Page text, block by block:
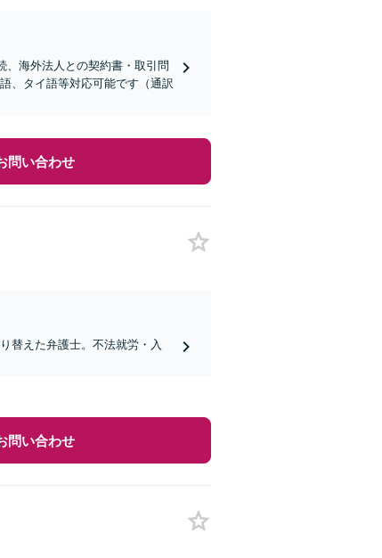
、海外法人との契約書・取引問
、タイ語等対応可能です（通訳
問い合わせ
替えた弁護士。不法就労・入
問い合わせ